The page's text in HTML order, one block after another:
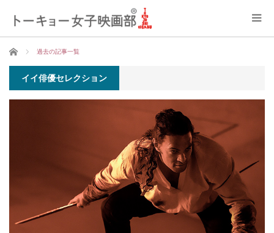
ホーム 過去の記事一覧
イイ俳優セレクション